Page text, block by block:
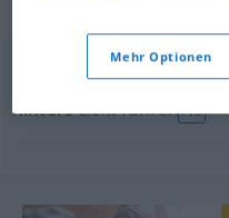
tuinleiden
hintersLichtführenFIG
Mehr Optionen